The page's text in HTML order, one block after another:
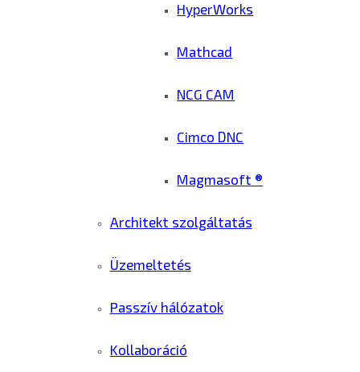
HyperWorks
Mathcad
NCG CAM
Cimco DNC
Magmasoft ®
Architekt szolgáltatás
Üzemeltetés
Passzív hálózatok
Kollaboráció